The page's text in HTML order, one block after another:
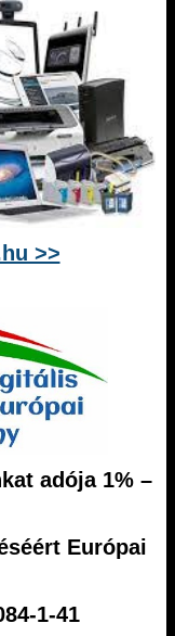
>>
adója 1% –
Európai
1-41